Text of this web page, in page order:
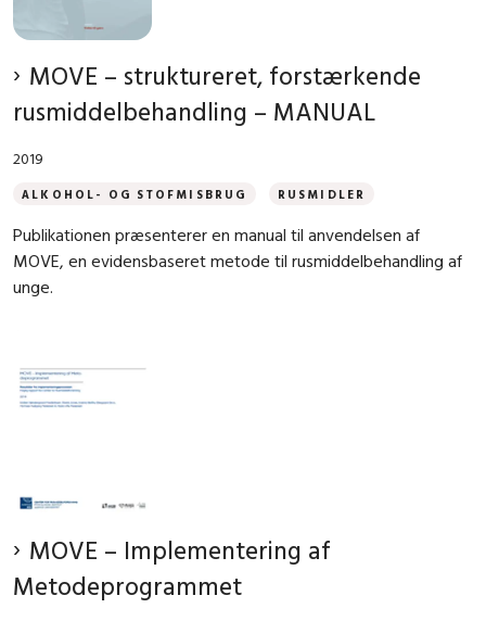
MOVE – struktureret, forstærkende
rusmiddelbehandling – MANUAL
2019
ALKOHOL- OG STOFMISBRUG RUSMIDLER
Publikationen præsenterer en manual til anvendelsen af
MOVE, en evidensbaseret metode til rusmiddelbehandling af
unge.
MOVE – Implementering af
Metodeprogrammet